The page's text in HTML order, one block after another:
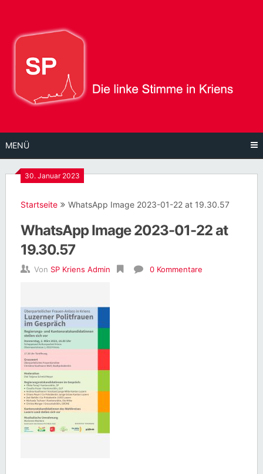
Inhalt
MENÜ
30. Januar 2023
Startseite WhatsApp Image 2023-01-22 at 19.30.57
WhatsApp Image 2023-01-22 at
19.30.57
Von SP Kriens Admin 0 Kommentare